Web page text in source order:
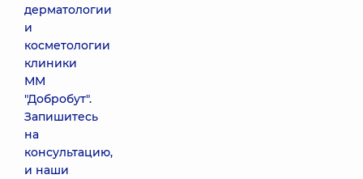
дерматологии
и
косметологии
клиники
ММ
"Добробут".
Запишитесь
на
консультацию,
и наши